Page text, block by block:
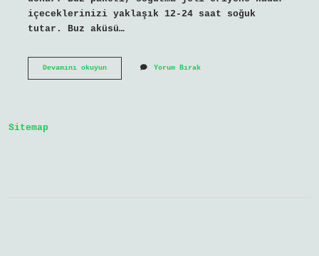
içeceklerinizi yaklaşık 12-24 saat soğuk
tutar. Buz aküsü…
Devamını okuyunBuz
Yorum Bırak
Sitemap